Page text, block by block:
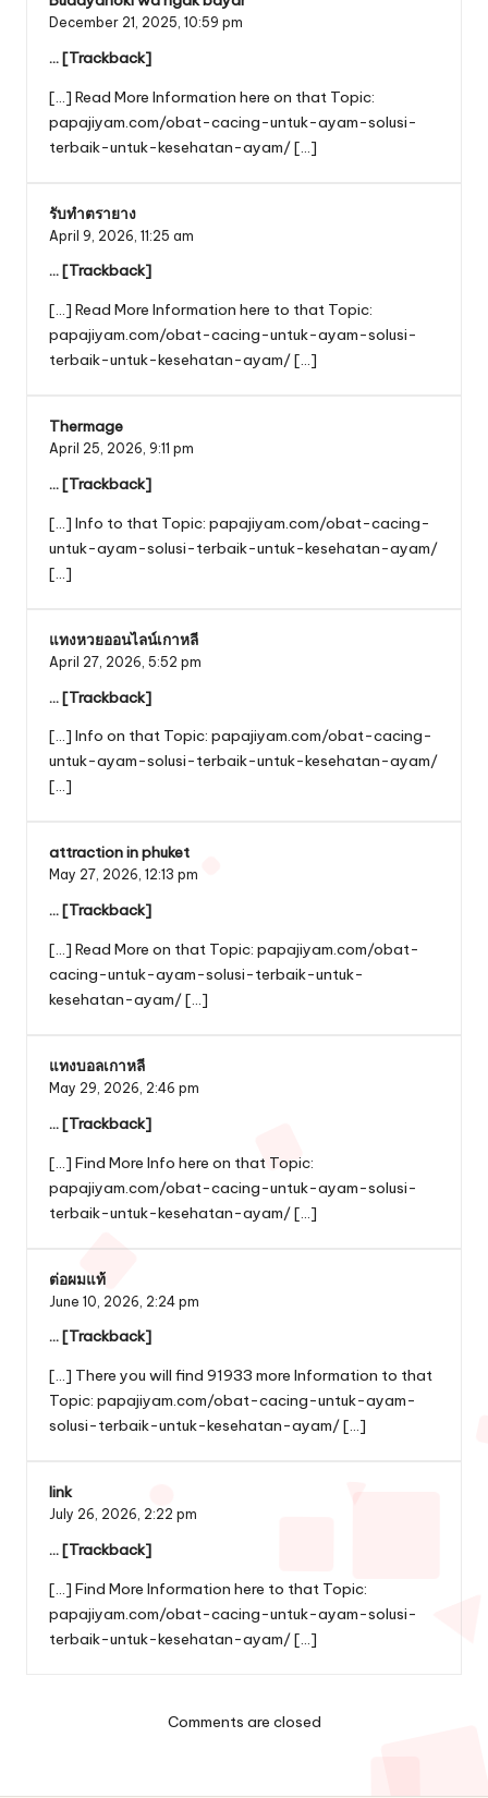
December 21, 2025, 10:59 pm
… [Trackback]
[…] Read More Information here on that Topic:
papajiyam.com/obat-cacing-untuk-ayam-solusi-
terbaik-untuk-kesehatan-ayam/ […]
รับทำตรายาง
April 9, 2026, 11:25 am
… [Trackback]
[…] Read More Information here to that Topic:
papajiyam.com/obat-cacing-untuk-ayam-solusi-
terbaik-untuk-kesehatan-ayam/ […]
Thermage
April 25, 2026, 9:11 pm
… [Trackback]
[…] Info to that Topic: papajiyam.com/obat-cacing-
untuk-ayam-solusi-terbaik-untuk-kesehatan-ayam/
[…]
แทงหวยออนไลน์เกาหลี
April 27, 2026, 5:52 pm
… [Trackback]
[…] Info on that Topic: papajiyam.com/obat-cacing-
untuk-ayam-solusi-terbaik-untuk-kesehatan-ayam/
[…]
attraction in phuket
May 27, 2026, 12:13 pm
… [Trackback]
[…] Read More on that Topic: papajiyam.com/obat-
cacing-untuk-ayam-solusi-terbaik-untuk-
kesehatan-ayam/ […]
แทงบอลเกาหลี
May 29, 2026, 2:46 pm
… [Trackback]
[…] Find More Info here on that Topic:
papajiyam.com/obat-cacing-untuk-ayam-solusi-
terbaik-untuk-kesehatan-ayam/ […]
ต่อผมแท้
June 10, 2026, 2:24 pm
… [Trackback]
[…] There you will find 91933 more Information to that
Topic: papajiyam.com/obat-cacing-untuk-ayam-
solusi-terbaik-untuk-kesehatan-ayam/ […]
link
July 26, 2026, 2:22 pm
… [Trackback]
[…] Find More Information here to that Topic:
papajiyam.com/obat-cacing-untuk-ayam-solusi-
terbaik-untuk-kesehatan-ayam/ […]
Comments are closed